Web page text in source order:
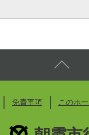
免責事項 このホ